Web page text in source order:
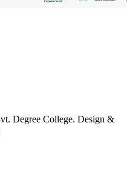
Degree College. Design &